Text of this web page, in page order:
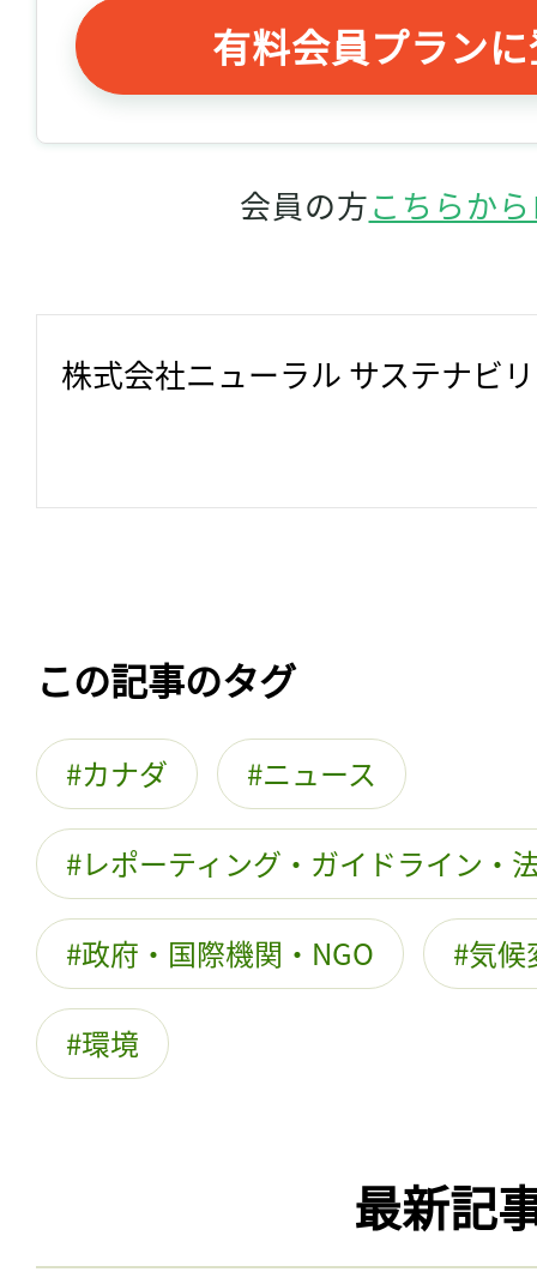
有料会員プラン
会員の方こちらか
株式会社ニューラル サステナビ
この記事のタグ
カナダ ニュース
レポーティング・ガイドライン・
政府・国際機関・NGO 気候
環境
最新記